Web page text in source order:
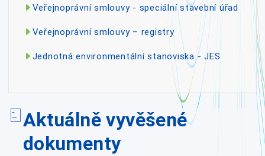
Veřejnoprávní smlouvy - speciální stavební úřad
Veřejnoprávní smlouvy – registry
Jednotná environmentální stanoviska - JES
Aktuálně vyvěšené
dokumenty